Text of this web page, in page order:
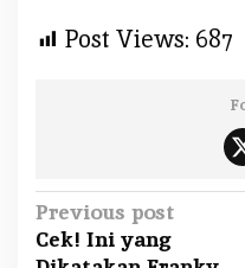
Post Views: 687
P
o
Previous post
Cek! Ini yang